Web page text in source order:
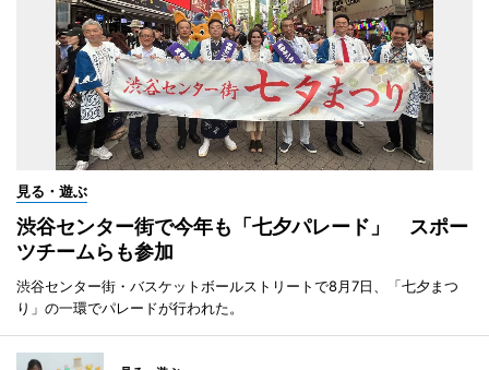
見る・遊ぶ
渋谷センター街で今年も「七夕パレード」 スポー
ツチームらも参加
渋谷センター街・バスケットボールストリートで8月7日、「七夕まつ
り」の一環でパレードが行われた。